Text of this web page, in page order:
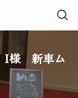
I様 新車ム